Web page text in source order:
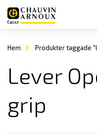
Hem Produkter taggade
Lever
grip